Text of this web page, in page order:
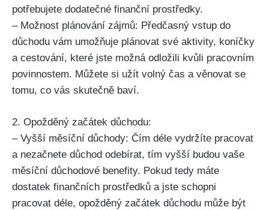
potřebujete dodatečné finanční prostředky.
– Možnost plánování zájmů: Předčasný vstup do
důchodu vám umožňuje plánovat své aktivity, koníčky
a cestování, které jste možná odložili kvůli pracovním
povinnostem. Můžete si užít volný čas a věnovat se
tomu, co vás skutečně baví.
2. Opožděný začátek důchodu:
– Vyšší měsíční důchody: Čím déle vydržíte pracovat
a nezačnete důchod odebírat, tím vyšší budou vaše
měsíční důchodové benefity. Pokud tedy máte
dostatek finančních prostředků a jste schopni
pracovat déle, opožděný začátek důchodu může být